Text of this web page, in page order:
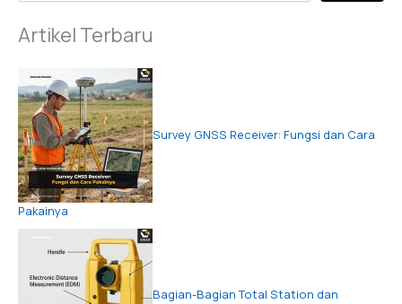
Artikel Terbaru
Survey GNSS Receiver: Fungsi dan Cara
Pakainya
Bagian-Bagian Total Station dan